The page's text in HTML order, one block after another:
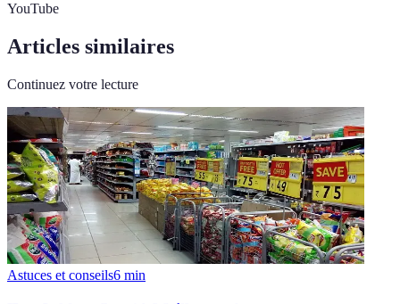
YouTube
Articles similaires
Continuez votre lecture
Astuces et conseils6 min